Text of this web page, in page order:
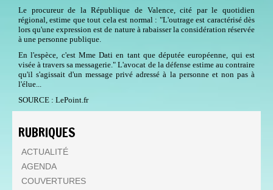
Le procureur de la République de Valence, cité par le quotidien
régional, estime que tout cela est normal : "L'outrage est caractérisé dès
lors qu'une expression est de nature à rabaisser la considération réservée
à une personne publique.
En l'espèce, c'est Mme Dati en tant que députée européenne, qui est
visée à travers sa messagerie." L'avocat de la défense estime au contraire
qu'il s'agissait d'un message privé adressé à la personne et non pas à
l'élue...
SOURCE : LePoint.fr
RUBRIQUES
ACTUALITÉ
AGENDA
COUVERTURES